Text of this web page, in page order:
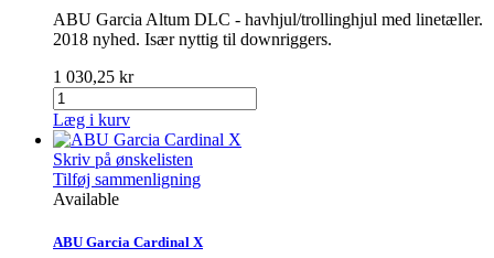
ABU Garcia Altum DLC - havhjul/trollinghjul med linetæller.
2018 nyhed. Især nyttig til downriggers.
1 030,25 kr
Læg i kurv
Skriv på ønskelisten
Tilføj sammenligning
Available
ABU Garcia Cardinal X